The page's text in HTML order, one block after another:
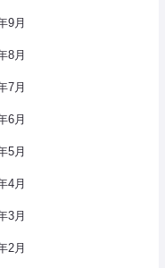
9月
8月
7月
6月
5月
4月
3月
2月